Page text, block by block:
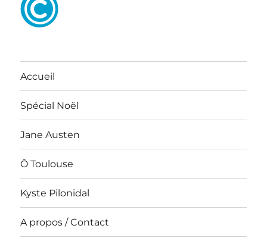
Accueil
Spécial Noël
Jane Austen
Ô Toulouse
Kyste Pilonidal
A propos / Contact